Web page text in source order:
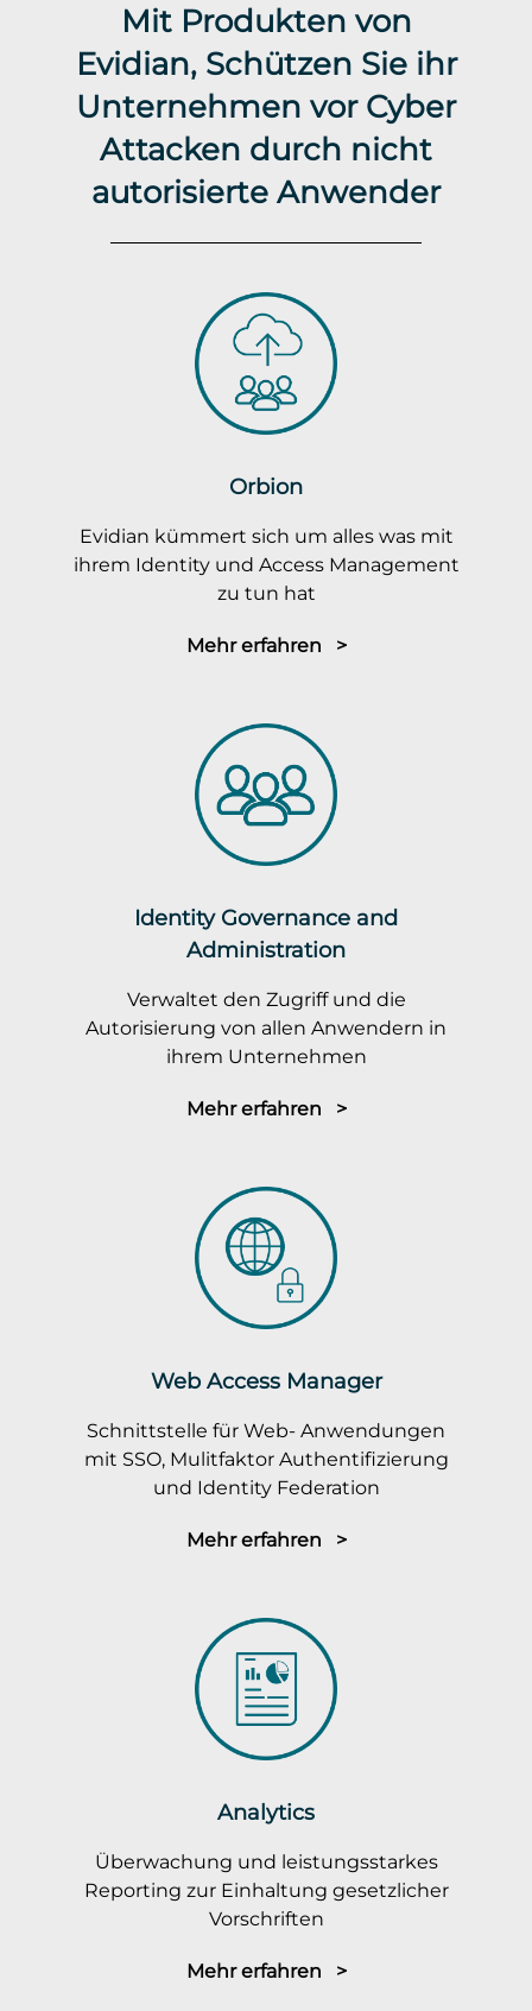
Mit Produkten von
Evidian, Schützen Sie ihr
Unternehmen vor Cyber
Attacken durch nicht
autorisierte Anwender
Orbion
Evidian kümmert sich um alles was mit
ihrem Identity und Access Management
zu tun hat
Mehr erfahren >
Identity Governance and
Administration
Verwaltet den Zugriff und die
Autorisierung von allen Anwendern in
ihrem Unternehmen
Mehr erfahren >
Web Access Manager
Schnittstelle für Web- Anwendungen
mit SSO, Mulitfaktor Authentifizierung
und Identity Federation
Mehr erfahren >
Analytics
Überwachung und leistungsstarkes
Reporting zur Einhaltung gesetzlicher
Vorschriften
Mehr erfahren >